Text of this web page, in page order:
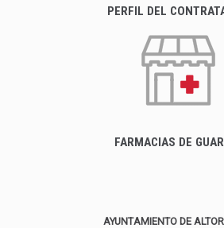
PERFIL DEL
FARMACIAS DE
AYUNTAMIENTO DE